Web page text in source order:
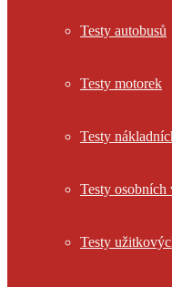
Testy autobusů
Testy motorek
Testy
Testy osobních
Testy